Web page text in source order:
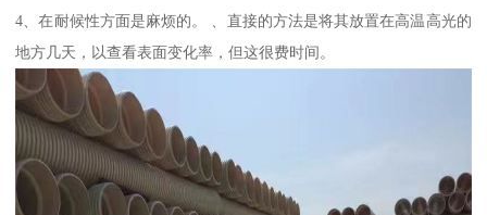
4、在耐候性方面是麻烦的。 、直接的方法是将其放置在高温高光的
地方几天，以查看表面变化率，但这很费时间。